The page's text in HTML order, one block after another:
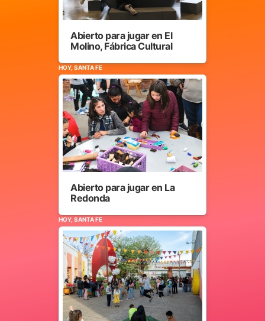
Abierto para jugar en El
Molino, Fábrica Cultural
HOY, SANTA FE
Abierto para jugar en La
Redonda
HOY, SANTA FE